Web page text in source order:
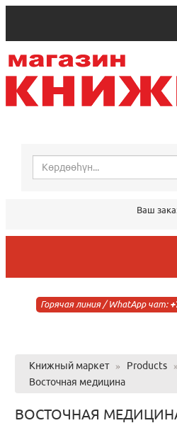
Ваш
Горячая линия / WhatApp чат:
Книжный маркет » Products »
Восточная медицина
ВОСТОЧНАЯ